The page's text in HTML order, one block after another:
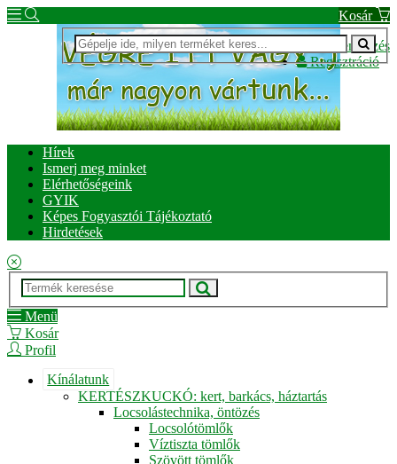
Kosár
Bejelentkezés
Regisztráció
Hírek
Ismerj meg minket
Elérhetőségeink
GYIK
Képes Fogyasztói Tájékoztató
Hirdetések
Menü
Kosár
Profil
Kínálatunk
KERTÉSZKUCKÓ: kert, barkács, háztartás
Locsolástechnika, öntözés
Locsolótömlők
Víztiszta tömlők
Szövött tömlők